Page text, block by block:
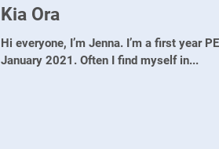
Kia Ora
Hi everyone, I’m Jenna. I’m a first year
January 2021. Often I find myself in...